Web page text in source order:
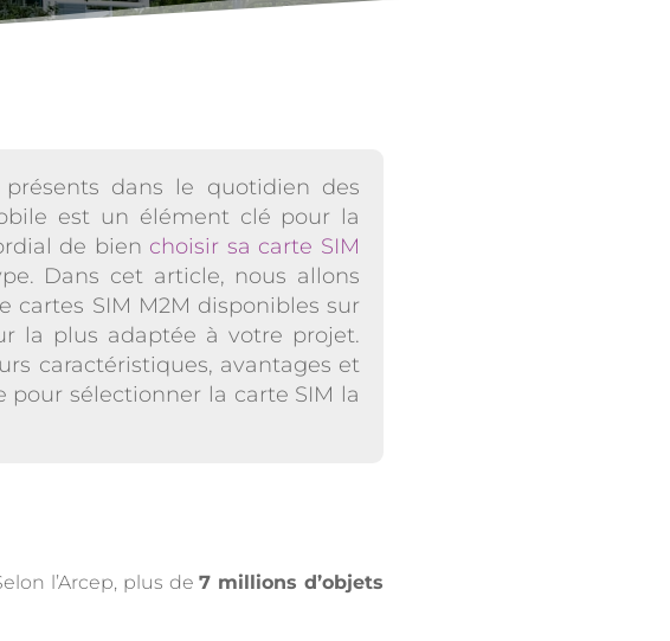
dans le quotidien des
est un élément clé pour la
de bien choisir sa carte SIM
Dans cet article, nous allons
SIM M2M disponibles sur
la plus adaptée à votre projet.
caractéristiques, avantages et
sélectionner la carte SIM la
l’Arcep, plus de7 millions d’objets